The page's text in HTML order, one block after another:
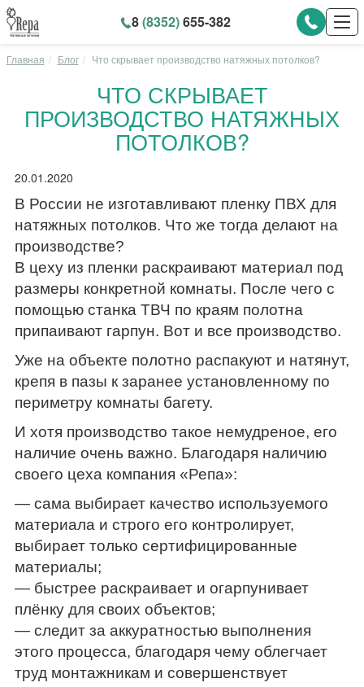
8(8352)655-382
Главная Блог Что скрывает производство натяжных потолков?
ЧТО СКРЫВАЕТ
ПРОИЗВОДСТВО НАТЯЖНЫХ
ПОТОЛКОВ?
20.01.2020
В России не изготавливают пленку ПВХ для
натяжных потолков. Что же тогда делают на
производстве?
В цеху из пленки раскраивают материал под
размеры конкретной комнаты. После чего с
помощью станка ТВЧ по краям полотна
припаивают гарпун. Вот и все производство.
Уже на объекте полотно распакуют и натянут,
крепя в пазы к заранее установленному по
периметру комнаты багету.
И хотя производство такое немудреное, его
наличие очень важно. Благодаря наличию
своего цеха компания «Репа»:
— сама выбирает качество используемого
материала и строго его контролирует,
выбирает только сертифицированные
материалы;
— быстрее раскраивает и огарпунивает
плёнку для своих объектов;
— следит за аккуратностью выполнения
этого процесса, благодаря чему облегчает
труд монтажникам и совершенствует